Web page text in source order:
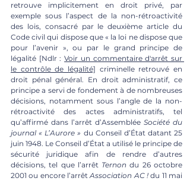
retrouve implicitement en droit privé, par
exemple sous l’aspect de la non-rétroactivité
des lois, consacré par le deuxième article du
Code civil qui dispose que « la loi ne dispose que
pour l’avenir », ou par le grand principe de
légalité [Ndlr : Voir un commentaire d'arrêt sur
le contrôle de légalité] criminelle retrouvé en
droit pénal général. En droit administratif, ce
principe a servi de fondement à de nombreuses
décisions, notamment sous l’angle de la non-
rétroactivité des actes administratifs, tel
qu’affirmé dans l’arrêt d’Assemblée Société du
journal « L’Aurore » du Conseil d’État datant 25
juin 1948. Le Conseil d’État a utilisé le principe de
sécurité juridique afin de rendre d’autres
décisions, tel que l’arrêt Ternon du 26 octobre
2001 ou encore l’arrêt Association AC ! du 11 mai